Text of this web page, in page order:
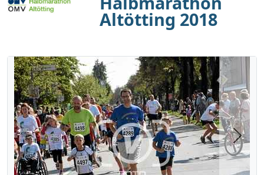
Altötting 2018
Next